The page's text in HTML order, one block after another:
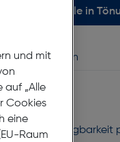
in
vereinbaren
liefern
in
Verfügbarkeit
und mit
auf „Alle
Cookies
eine
Raum